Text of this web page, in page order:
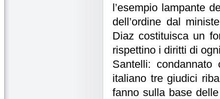
l’esempio lampante
dell’ordine dal
Diaz costituisca un
rispettino i diritti di
Santelli:
italiano tre giudici
fanno sulla base